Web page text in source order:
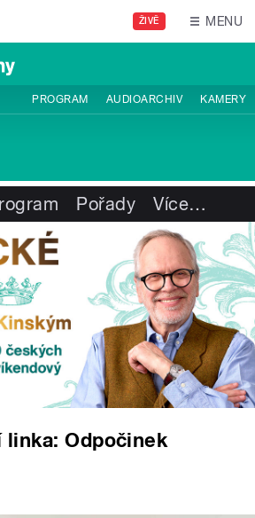
ŽIVĚ MENU
PROGRAM AUDIOARCHIV KAMERY
Pořady Více…
linka: Odpočinek